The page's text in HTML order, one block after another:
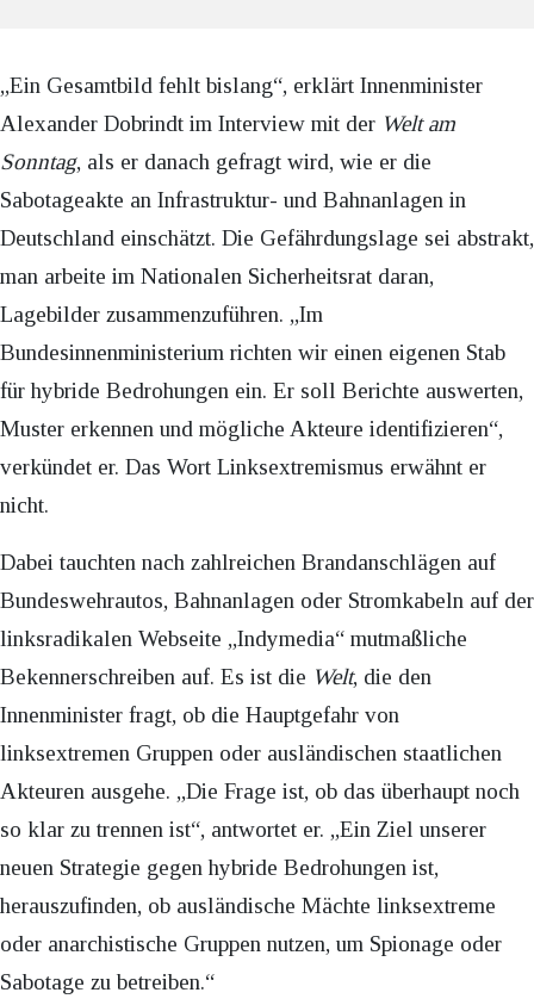
„Ein Gesamtbild fehlt bislang“, erklärt Innenminister
Alexander Dobrindt im Interview mit der Welt am
Sonntag, als er danach gefragt wird, wie er die
Sabotageakte an Infrastruktur- und Bahnanlagen in
Deutschland einschätzt. Die Gefährdungslage sei abstrakt,
man arbeite im Nationalen Sicherheitsrat daran,
Lagebilder zusammenzuführen. „Im
Bundesinnenministerium richten wir einen eigenen Stab
für hybride Bedrohungen ein. Er soll Berichte auswerten,
Muster erkennen und mögliche Akteure identifizieren“,
verkündet er. Das Wort Linksextremismus erwähnt er
nicht.
Dabei tauchten nach zahlreichen Brandanschlägen auf
Bundeswehrautos, Bahnanlagen oder Stromkabeln auf der
linksradikalen Webseite „Indymedia“ mutmaßliche
Bekennerschreiben auf. Es ist die Welt, die den
Innenminister fragt, ob die Hauptgefahr von
linksextremen Gruppen oder ausländischen staatlichen
Akteuren ausgehe. „Die Frage ist, ob das überhaupt noch
so klar zu trennen ist“, antwortet er. „Ein Ziel unserer
neuen Strategie gegen hybride Bedrohungen ist,
herauszufinden, ob ausländische Mächte linksextreme
oder anarchistische Gruppen nutzen, um Spionage oder
Sabotage zu betreiben.“